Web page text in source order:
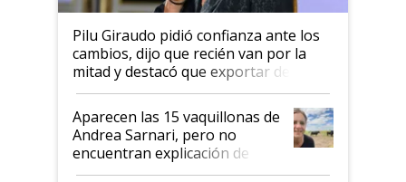
Pilu Giraudo pidió confianza ante los
cambios, dijo que recién van por la
mitad y destacó que exportar dejó de
ser "para unos pocos": "Tenemos un
mandato muy claro del gobierno
nacional"
Aparecen las 15 vaquillonas de
Andrea Sarnari, pero no
encuentran explicación de
cómo llegaron allí